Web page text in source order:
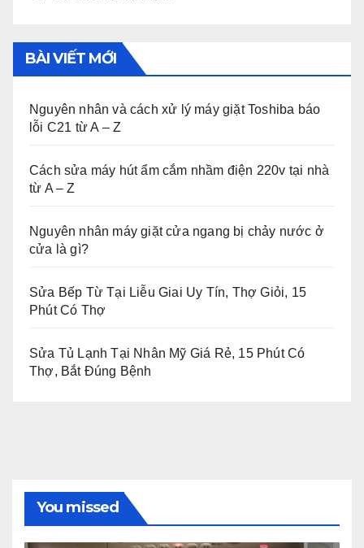
BÀI VIẾT MỚI
Nguyên nhân và cách xử lý máy giặt Toshiba báo
lỗi C21 từ A – Z
Cách sửa máy hút ẩm cắm nhầm điện 220v tại nhà
từ A – Z
Nguyên nhân máy giặt cửa ngang bị chảy nước ở
cửa là gì?
Sửa Bếp Từ Tại Liễu Giai Uy Tín, Thợ Giỏi, 15
Phút Có Thợ
Sửa Tủ Lạnh Tại Nhân Mỹ Giá Rẻ, 15 Phút Có
Thợ, Bắt Đúng Bệnh
You missed